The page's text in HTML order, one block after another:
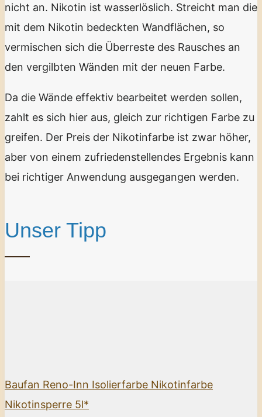
nicht an. Nikotin ist wasserlöslich. Streicht man die
mit dem Nikotin bedeckten Wandflächen, so
vermischen sich die Überreste des Rausches an
den vergilbten Wänden mit der neuen Farbe.
Da die Wände effektiv bearbeitet werden sollen,
zahlt es sich hier aus, gleich zur richtigen Farbe zu
greifen. Der Preis der Nikotinfarbe ist zwar höher,
aber von einem zufriedenstellendes Ergebnis kann
bei richtiger Anwendung ausgegangen werden.
Unser Tipp
Baufan Reno-Inn Isolierfarbe Nikotinfarbe
Nikotinsperre 5l*